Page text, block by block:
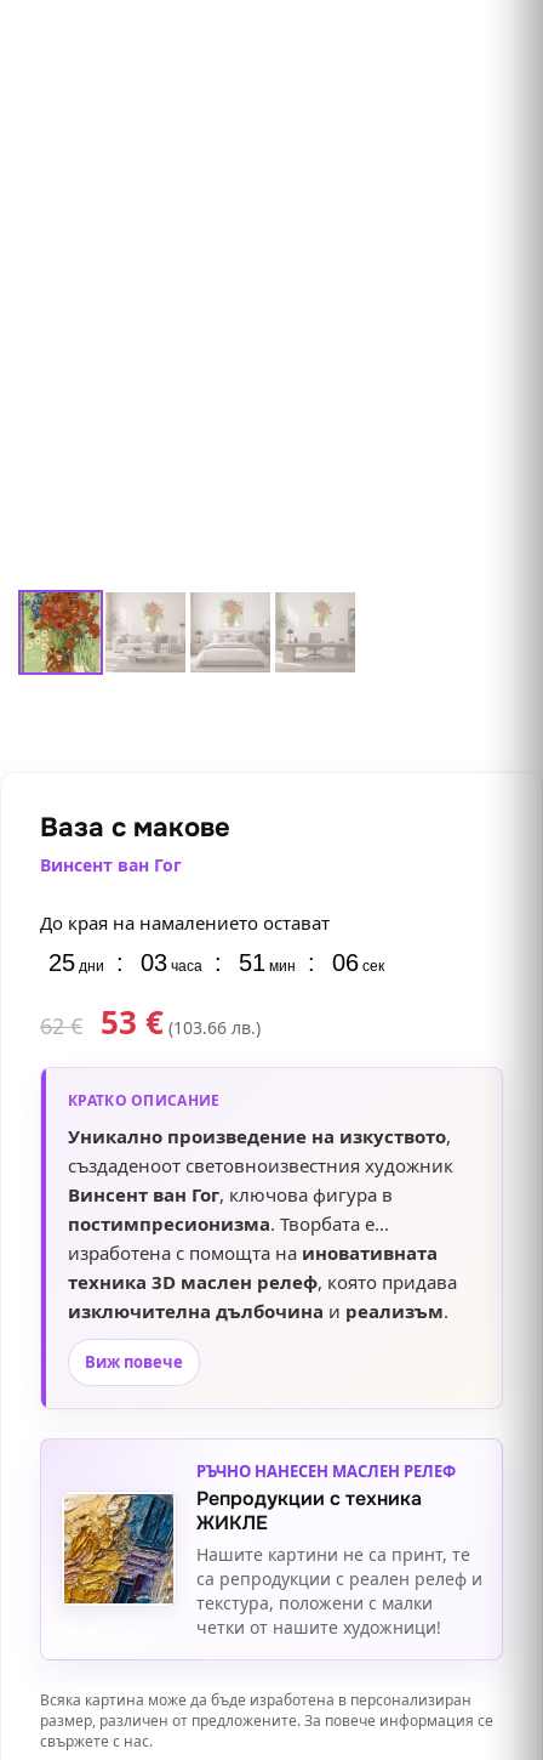
Ваза с макове
Винсент ван Гог
До края на намалението остават
25 дни : 03 часа : 51 мин : 05 сек
62€ 53 € (103.66 лв.)
КРАТКО ОПИСАНИЕ
Уникално произведение на изкуството,
създаденоот световноизвестния художник
Винсент ван Гог, ключова фигура в
постимпресионизма. Творбата е
изработена с помощта на иновативната
техника 3D маслен релеф, която придава
изключителна дълбочина и реализъм.
Ние използваме само
бои и материали
окачване, което я прави идеално
допълнение към всяко помещение – от
уютен домдо стилен офис
характер и стилкъм своя интериор с тази
впечатляваща творба , която не само
украсява пространството, но иразказва
история.
Виж повече
РЪЧНО НАНЕСЕН МАСЛЕН РЕЛЕФ
Репродукции с техника
ЖИКЛЕ
Нашите картини не са принт, те
са репродукции с реален релеф и
текстура, положени с малки
четки от нашите художници!
Всяка картина може да бъде изработена в персонализиран
размер, различен от предложените. За повече информация се
свържете с нас.